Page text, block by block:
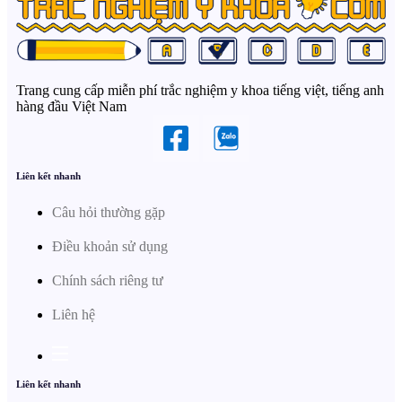
Trang cung cấp miễn phí trắc nghiệm y khoa tiếng việt, tiếng anh
hàng đầu Việt Nam
Liên kết nhanh
Câu hỏi thường gặp
Điều khoản sử dụng
Chính sách riêng tư
Liên hệ
Liên kết nhanh